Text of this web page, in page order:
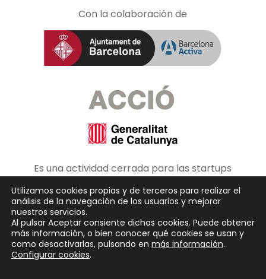
Con la colaboración de
Es una actividad cerrada para las startups
Utilizamos cookies propias y de terceros para realizar el
análisis de la navegación de los usuarios y mejorar
nuestros servicios.
Al pulsar Aceptar consiente dichas cookies. Puede obtener
más información, o bien conocer qué cookies se usan y
como desactivarlas, pulsando en más información.
Configurar cookies.